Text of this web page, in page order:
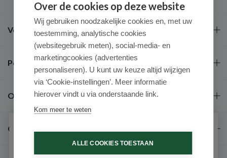
Veel gestelde vragen
Populaire merken
Over ons
Contact
Over de cookies op deze website
Wij gebruiken noodzakelijke cookies en, met uw
toestemming, analytische cookies
(websitegebruik meten), social-media- en
marketingcookies (advertenties
personaliseren). U kunt uw keuze altijd wijzigen
via ‘Cookie-instellingen’. Meer informatie
hierover vindt u via onderstaande link.
Kom meer te weten
ALLE COOKIES TOESTAAN
Schrijf je in voor onze nieuwsbrief
Ontvang als eerste de beste aanbiedingen en persoonlijk
advies